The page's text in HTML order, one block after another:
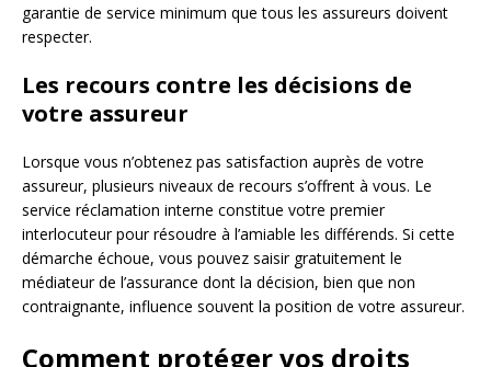
garantie de service minimum que tous les assureurs doivent
respecter.
Les recours contre les décisions de
votre assureur
Lorsque vous n’obtenez pas satisfaction auprès de votre
assureur, plusieurs niveaux de recours s’offrent à vous. Le
service réclamation interne constitue votre premier
interlocuteur pour résoudre à l’amiable les différends. Si cette
démarche échoue, vous pouvez saisir gratuitement le
médiateur de l’assurance dont la décision, bien que non
contraignante, influence souvent la position de votre assureur.
Comment protéger vos droits